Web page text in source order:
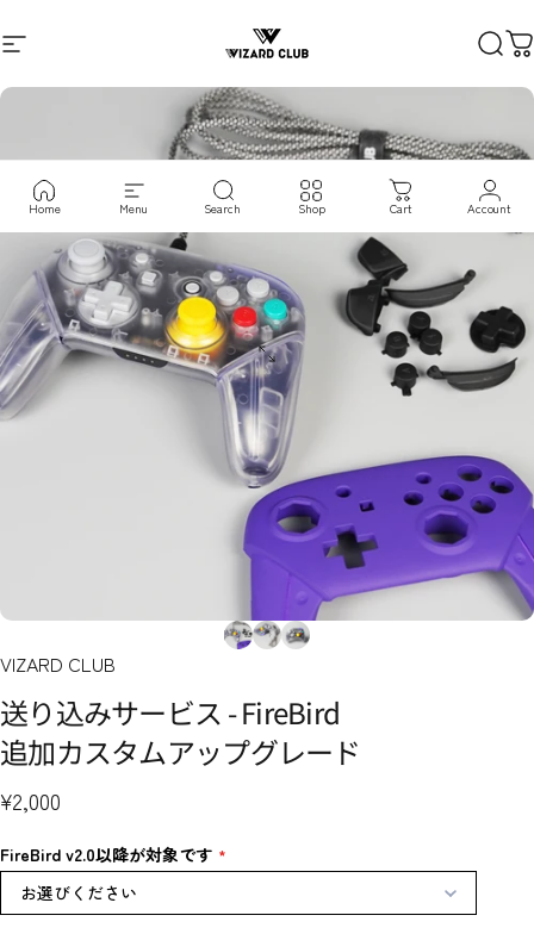
サイトナビゲーション
VIZARD CLUB 検索
Home Menu Search Shop Cart Account
VIZARD CLUB
送り込みサービス -FireBird
追加カスタムアップグレード
¥2,000
FireBird v2.0以降が対象です
お選びください